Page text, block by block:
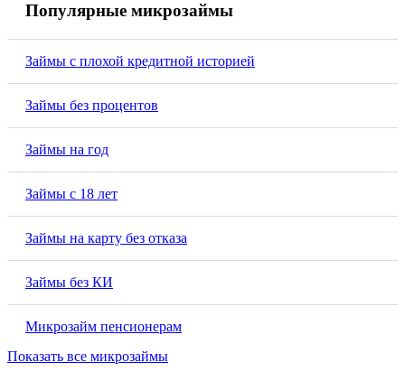
Популярные микрозаймы
Займы с плохой кредитной историей
Займы без процентов
Займы на год
Займы с 18 лет
Займы на карту без отказа
Займы без КИ
Микрозайм пенсионерам
Показать все микрозаймы